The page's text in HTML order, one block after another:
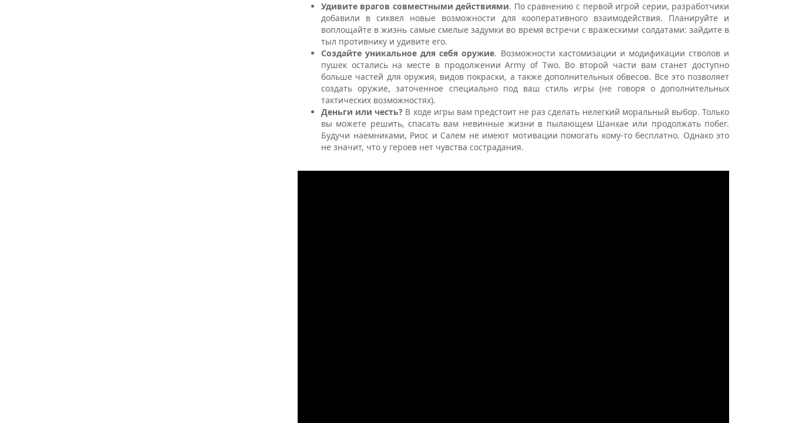
Удивите врагов совместными действиями. По сравнению с первой игрой серии, разработчики
добавили в сиквел новые возможности для кооперативного взаимодействия. Планируйте и
воплощайте в жизнь самые смелые задумки во время встречи с вражескими солдатами: зайдите в
тыл противнику и удивите его.
Создайте уникальное для себя оружие. Возможности кастомизации и модификации стволов и
пушек остались на месте в продолжении Army of Two. Во второй части вам станет доступно
больше частей для оружия, видов покраски, а также дополнительных обвесов. Все это позволяет
создать оружие, заточенное специально под ваш стиль игры (не говоря о дополнительных
тактических возможностях).
Деньги или честь? В ходе игры вам предстоит не раз сделать нелегкий моральный выбор. Только
вы можете решить, спасать вам невинные жизни в пылающем Шанхае или продолжать побег.
Будучи наемниками, Риос и Салем не имеют мотивации помогать кому-то бесплатно. Однако это
не значит, что у героев нет чувства сострадания.